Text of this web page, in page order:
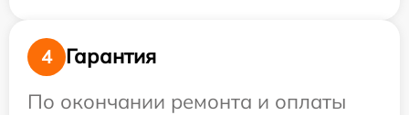
4
Гарантия
По окончании ремонта и оплаты